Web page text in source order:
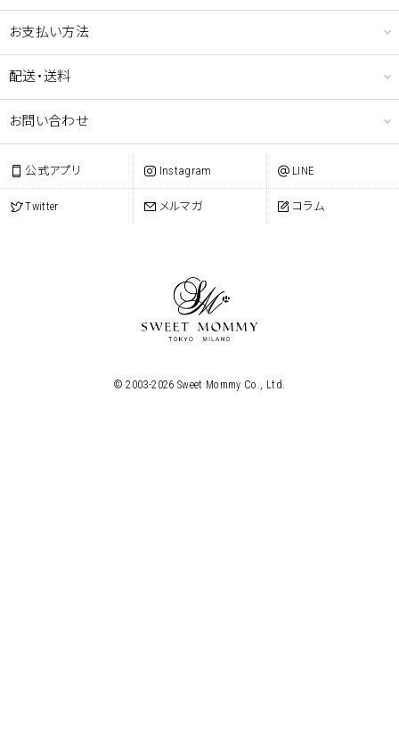
お支払い方法
配送・送料
お問い合わせ
公式アプリ Instagram LINE
Twitter メルマガ コラム
© 2003-2026 Sweet Mommy Co., Ltd.